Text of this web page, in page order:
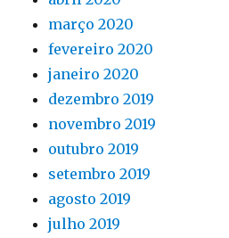
março 2020
fevereiro 2020
janeiro 2020
dezembro 2019
novembro 2019
outubro 2019
setembro 2019
agosto 2019
julho 2019